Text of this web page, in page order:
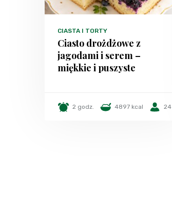
CIASTA I TORTY
Ciasto drożdżowe z
jagodami i serem –
miękkie i puszyste
2 godz. 4897 kcal 24